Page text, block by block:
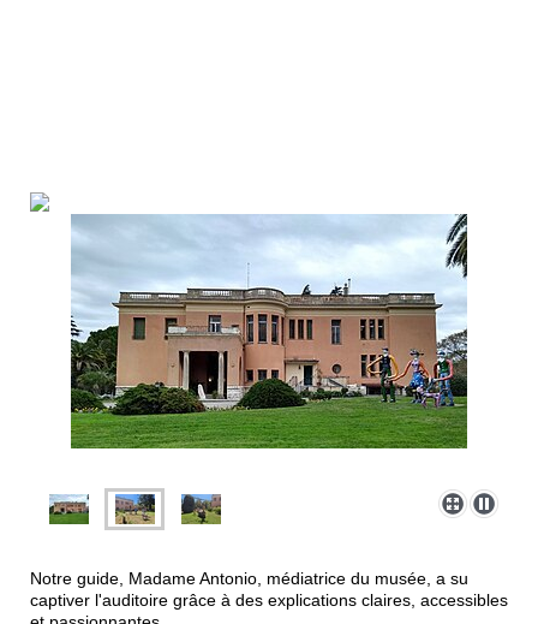
Notre guide, Madame Antonio, médiatrice du musée, a su
captiver l'auditoire grâce à des explications claires, accessibles